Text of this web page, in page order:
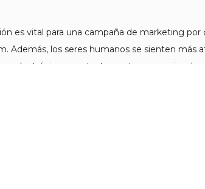
es vital para una campaña de marketing
Además, los seres humanos se sienten más
electrónico es estrictamente promocional